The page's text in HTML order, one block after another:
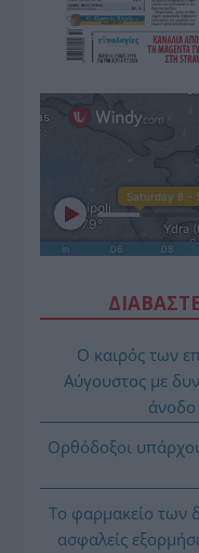
Ο καιρός των
Αύγουστος με
άνοδο
Ορθόδοξοι
Το φαρμακείο των
ασφαλείς